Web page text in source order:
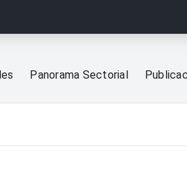
Panorama Sectorial